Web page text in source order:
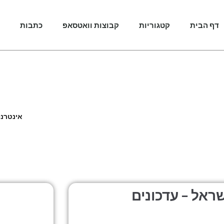
כתבות קבוצות וואטסאפ קטגוריות דף הבית
– עדכונים